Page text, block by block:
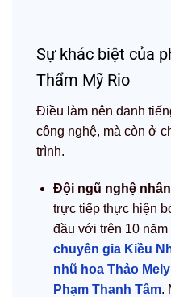
Sự khác biệt của
Thẩm Mỹ Rio
Điều làm nên danh
công nghệ, mà còn ở
trình.
Đội ngũ nghệ
trực tiếp thực hiện
đầu với trên 10
chuyên gia Kiều
nhũ hoa Thảo Mely
Phạm Thanh Tâm.